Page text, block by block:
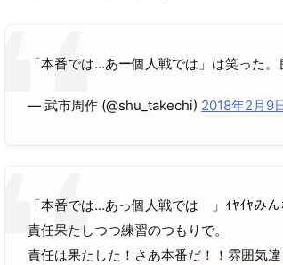
「本番では…あー個人戦では」は笑った
— 武市周作 (@shu_takechi) 2018年2月9
「本番では…あっ個人戦では 」ｲﾔｲﾔみ
責任果たしつつ練習のつもりで。
責任は果たした！さあ本番だ！！雰囲気